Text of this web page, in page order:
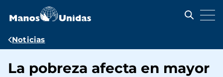
contenido
Ruta
navegación
Noticias
La pobreza afecta en mayor